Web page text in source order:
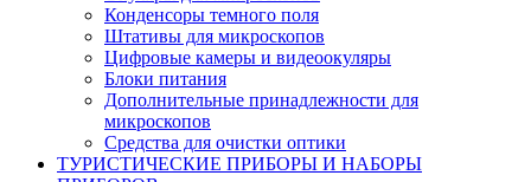
Конденсоры темного поля
Штативы для микроскопов
Цифровые камеры и видеоокуляры
Блоки питания
Дополнительные принадлежности для
микроскопов
Средства для очистки оптики
ТУРИСТИЧЕСКИЕ ПРИБОРЫ И НАБОРЫ